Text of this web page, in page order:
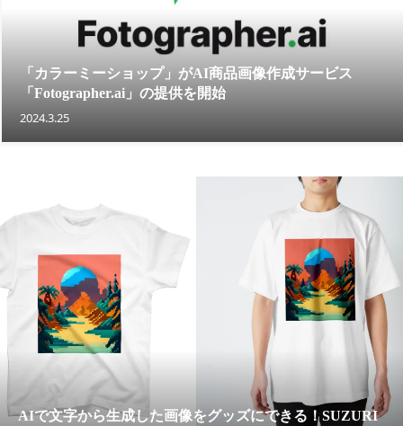
「カラーミーショップ」がAI商品画像作成サービス
「Fotographer.ai」の提供を開始
2024.3.25
AIで文字から生成した画像をグッズにできる！SUZURI